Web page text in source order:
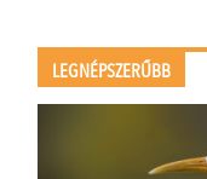
LEGNÉPSZERŰBB